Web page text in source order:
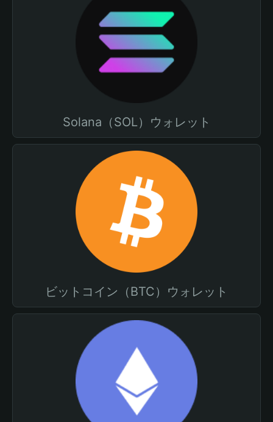
Solana（SOL）ウォレット
ビットコイン（BTC）ウォレット